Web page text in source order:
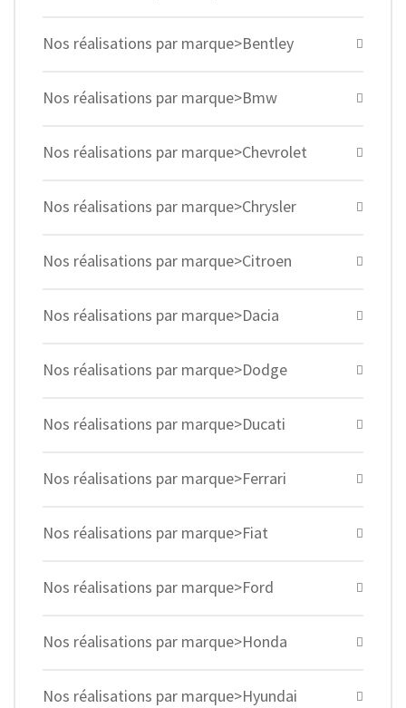
Nos réalisations par marque>Bentley
Nos réalisations par marque>Bmw
Nos réalisations par marque>Chevrolet
Nos réalisations par marque>Chrysler
Nos réalisations par marque>Citroen
Nos réalisations par marque>Dacia
Nos réalisations par marque>Dodge
Nos réalisations par marque>Ducati
Nos réalisations par marque>Ferrari
Nos réalisations par marque>Fiat
Nos réalisations par marque>Ford
Nos réalisations par marque>Honda
Nos réalisations par marque>Hyundai